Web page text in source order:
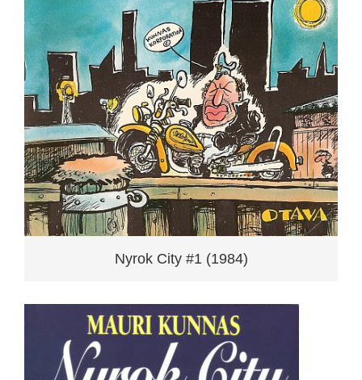
Nyrok City #1 (1984)